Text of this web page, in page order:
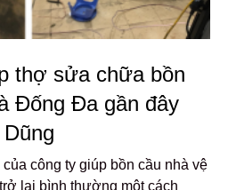
thợ sửa chữa bồn
Đống Đa gần đây
công ty giúp bồn cầu nhà vệ
lại bình thường một cách